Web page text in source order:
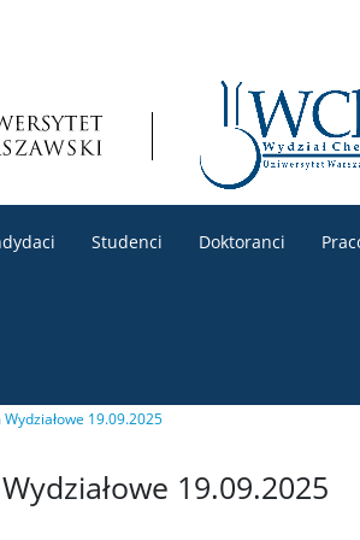
Studenci Doktoranci
19.09.2025
19.09.2025